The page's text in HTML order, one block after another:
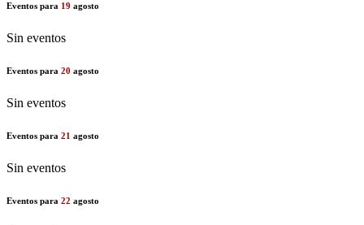
Eventos para 19 agosto
Sin eventos
Eventos para 20 agosto
Sin eventos
Eventos para 21 agosto
Sin eventos
Eventos para 22 agosto